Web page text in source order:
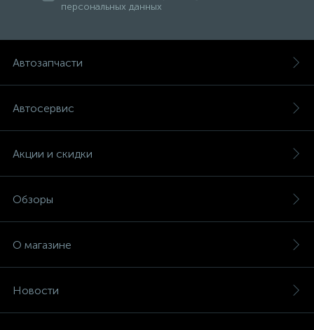
персональных данных
Автозапчасти
Автосервис
Акции и скидки
Обзоры
О магазине
Новости